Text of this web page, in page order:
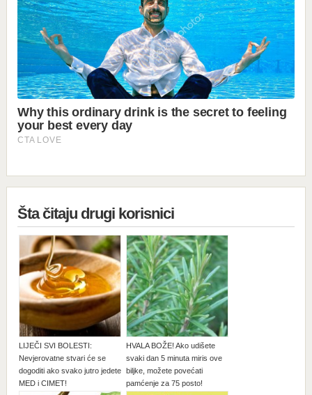
Šta čitaju drugi korisnici
LIJEČI SVI BOLESTI:
Nevjerovatne stvari će se
dogoditi ako svako jutro jedete
MED i CIMET!
HVALA BOŽE! Ako udišete
svaki dan 5 minuta miris ove
biljke, možete povećati
pamćenje za 75 posto!